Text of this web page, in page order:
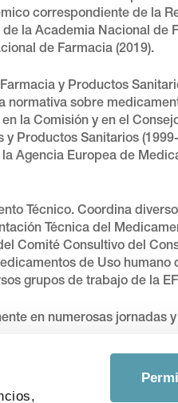
correspondiente de la
la Academia Nacional de
de Farmacia (2019).
y Productos
sobre
la Comisión y en el
Productos Sanitarios
Agencia Europea de
Técnico. Coordina
Técnica del
Comité Consultivo del
de Uso humano
grupos de trabajo de la
en numerosas jornadas